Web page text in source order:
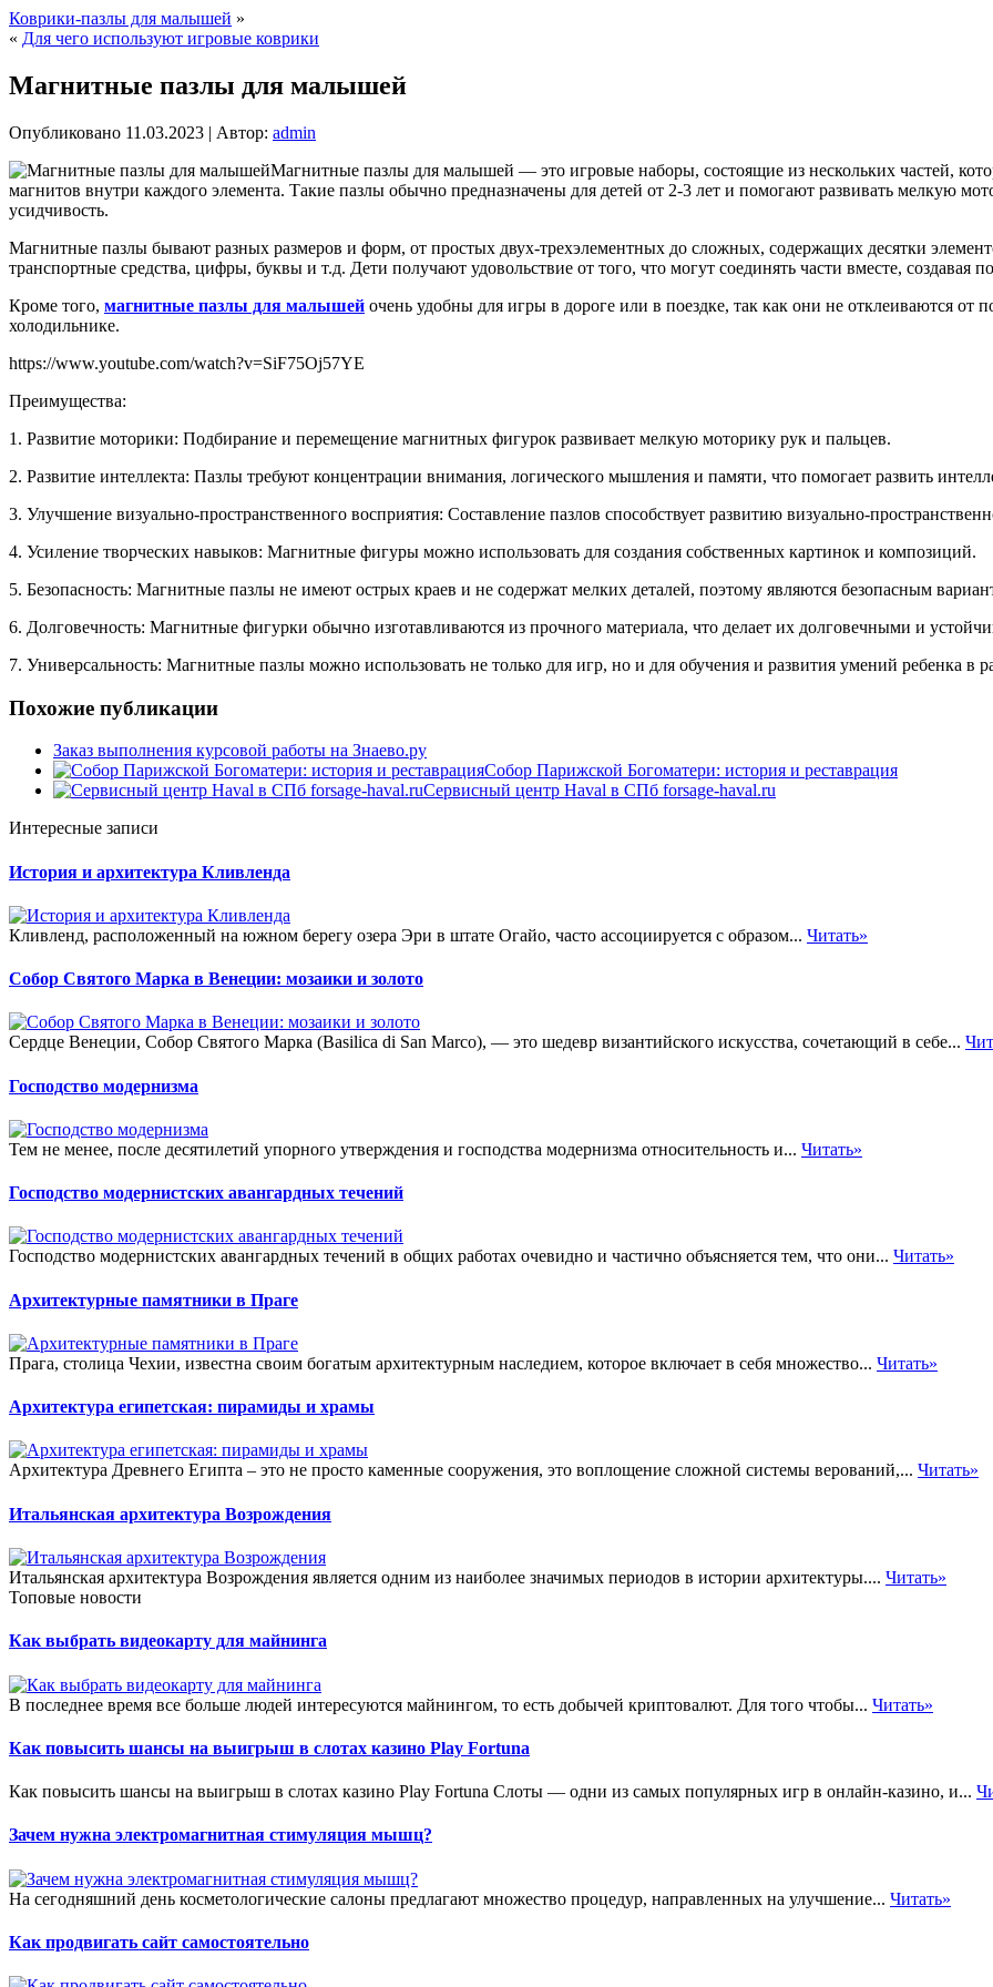
Коврики-пазлы для малышей »
« Для чего используют игровые коврики
Магнитные пазлы для малышей
Опубликовано 11.03.2023 | Автор: admin
Магнитные пазлы для малышей — это игровые наборы, состоящие из нескольких частей,
магнитов внутри каждого элемента. Такие пазлы обычно предназначены для детей от 2-3 лет и помогают развивать мелкую
усидчивость.
Магнитные пазлы бывают разных размеров и форм, от простых двух-трехэлементных до сложных, содержащих десятки
транспортные средства, цифры, буквы и т.д. Дети получают удовольствие от того, что могут соединять части вместе, создавая
Кроме того, магнитные пазлы для малышей очень удобны для игры в дороге или в поездке, так как они не отклеиваются от
холодильнике.
https://www.youtube.com/watch?v=SiF75Oj57YE
Преимущества:
1. Развитие моторики: Подбирание и перемещение магнитных фигурок развивает мелкую моторику рук и пальцев.
2. Развитие интеллекта: Пазлы требуют концентрации внимания, логического мышления и памяти, что помогает развить
3. Улучшение визуально-пространственного восприятия: Составление пазлов способствует развитию визуально-
4. Усиление творческих навыков: Магнитные фигуры можно использовать для создания собственных картинок и композиций.
5. Безопасность: Магнитные пазлы не имеют острых краев и не содержат мелких деталей, поэтому являются безопасным
6. Долговечность: Магнитные фигурки обычно изготавливаются из прочного материала, что делает их долговечными и
7. Универсальность: Магнитные пазлы можно использовать не только для игр, но и для обучения и развития умений ребенка в
Похожие публикации
Заказ выполнения курсовой работы на Знаево.ру
Собор Парижской Богоматери: история и реставрация
Сервисный центр Haval в СПб forsage-haval.ru
Интересные записи
История и архитектура Кливленда
Кливленд, расположенный на южном берегу озера Эри в штате Огайо, часто ассоциируется с образом... Читать»
Собор Святого Марка в Венеции: мозаики и золото
Сердце Венеции, Собор Святого Марка (Basilica di San Marco), — это шедевр византийского искусства, сочетающий в себе...
Господство модернизма
Тем не менее, после десятилетий упорного утверждения и господства модернизма относительность и... Читать»
Господство модернистских авангардных течений
Господство модернистских авангардных течений в общих работах очевидно и частично объясняется тем, что они... Читать»
Архитектурные памятники в Праге
Прага, столица Чехии, известна своим богатым архитектурным наследием, которое включает в себя множество... Читать»
Архитектура египетская: пирамиды и храмы
Архитектура Древнего Египта – это не просто каменные сооружения, это воплощение сложной системы верований,... Читать»
Итальянская архитектура Возрождения
Итальянская архитектура Возрождения является одним из наиболее значимых периодов в истории архитектуры.... Читать»
Топовые новости
Как выбрать видеокарту для майнинга
В последнее время все больше людей интересуются майнингом, то есть добычей криптовалют. Для того чтобы... Читать»
Как повысить шансы на выигрыш в слотах казино Play Fortuna
Как повысить шансы на выигрыш в слотах казино Play Fortuna Слоты — одни из самых популярных игр в онлайн-казино, и...
Зачем нужна электромагнитная стимуляция мышц?
На сегодняшний день косметологические салоны предлагают множество процедур, направленных на улучшение... Читать»
Как продвигать сайт самостоятельно